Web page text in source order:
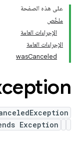
على هذه الصفحة
ملخّص
الإجراءات العامة
الإجراءات العامة
wasCanceled
Exception